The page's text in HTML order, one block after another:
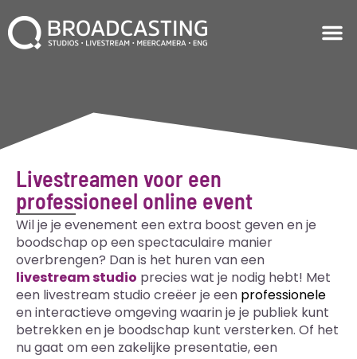
Livestreamen voor een
professioneel online event
Wil je je evenement een extra boost geven en je
boodschap op een spectaculaire manier
overbrengen? Dan is het huren van een
livestream studio precies wat je nodig hebt! Met
een livestream studio creëer je een professionele
en interactieve omgeving waarin je je publiek kunt
betrekken en je boodschap kunt versterken. Of het
nu gaat om een zakelijke presentatie, een